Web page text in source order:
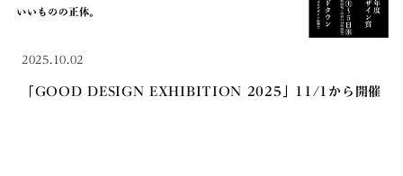
2025.10.02
「GOOD DESIGN EXHIBITION 2025」11/1から開催